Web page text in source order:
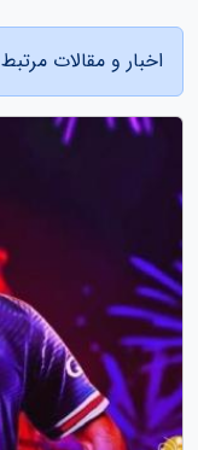
اخبار و مقالات مرتبط